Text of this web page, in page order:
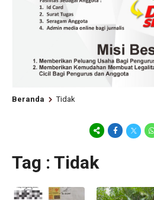
Beranda Tidak
Tag : Tidak